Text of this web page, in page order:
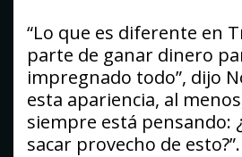
“Lo que es diferente en
parte de ganar dinero
impregnado todo”, dijo
esta apariencia, al
siempre está pensando:
sacar provecho de esto?”.